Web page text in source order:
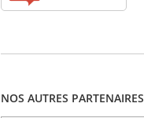
NOS AUTRES PARTENAIRES